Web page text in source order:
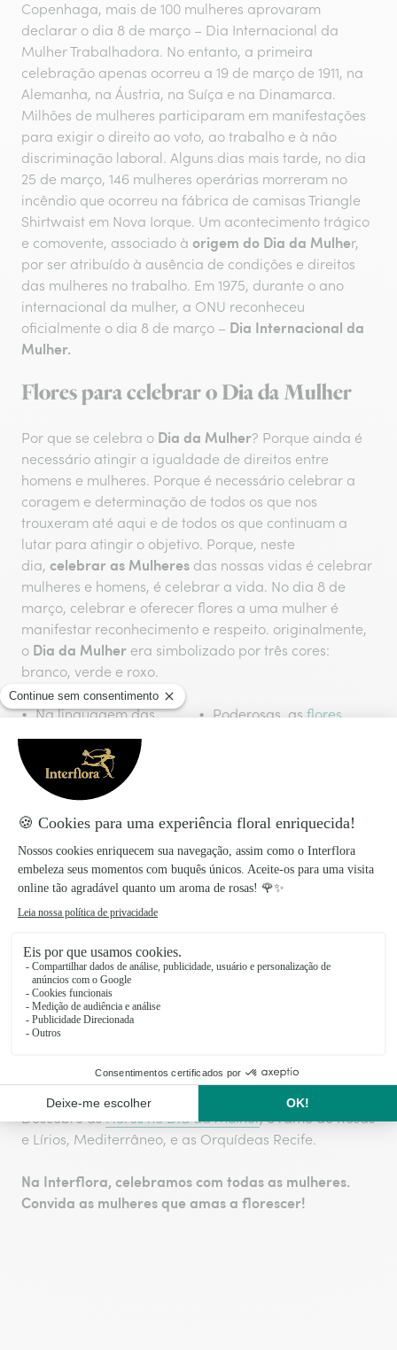
Copenhaga, mais de 100 mulheres aprovaram
declarar o dia 8 de março – Dia Internacional da
Mulher Trabalhadora. No entanto, a primeira
celebração apenas ocorreu a 19 de março de 1911, na
Alemanha, na Áustria, na Suíça e na Dinamarca.
Milhões de mulheres participaram em manifestações
para exigir o direito ao voto, ao trabalho e à não
discriminação laboral. Alguns dias mais tarde, no dia
25 de março, 146 mulheres operárias morreram no
incêndio que ocorreu na fábrica de camisas Triangle
Shirtwaist em Nova Iorque. Um acontecimento trágico
e comovente, associado à origem do Dia da Mulher,
por ser atribuído à ausência de condições e direitos
das mulheres no trabalho. Em 1975, durante o ano
internacional da mulher, a ONU reconheceu
oficialmente o dia 8 de março – Dia Internacional da
Mulher.
Flores para celebrar o Dia da Mulher
Por que se celebra o Dia da Mulher? Porque ainda é
necessário atingir a igualdade de direitos entre
homens e mulheres. Porque é necessário celebrar a
coragem e determinação de todos os que nos
trouxeram até aqui e de todos os que continuam a
lutar para atingir o objetivo. Porque, neste
dia, celebrar as Mulheres das nossas vidas é celebrar
mulheres e homens, é celebrar a vida. No dia 8 de
março, celebrar e oferecer flores a uma mulher é
manifestar reconhecimento e respeito. originalmente,
o Dia da Mulher era simbolizado por três cores:
branco, verde e roxo.
Na linguagem das
flores, as elegantes e
delicadasflores
brancasevocam a
pureza, a devoção e a
compaixão.
Poderosas, as flores
Flores e folhas verdes
evocam a Esperança.
Orquídeas são o
símbolo de beleza,
equilíbrio e elegância,
as suas cores e
profundo significado.
Descobre asFlores no Dia da Mulher, o ramo de Rosas
e Lírios, Mediterrâneo, e as Orquídeas Recife.
Na Interflora, celebramos com todas as mulheres.
Convida as mulheres que amas a florescer!